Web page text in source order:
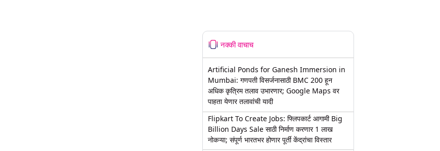
नक्की वाचाच
Artificial Ponds for Ganesh Immersion in
Mumbai: गणपती विसर्जनासाठी BMC 200 हून
अधिक कृत्रिम तलाव उभारणार; Google Maps वर
पाहता येणार तलावांची यादी
Flipkart To Create Jobs: फ्लिपकार्ट आगामी Big
Billion Days Sale साठी निर्माण करणार 1 लाख
नोकऱ्या; संपूर्ण भारतभर होणार पूर्ती केंद्रांचा विस्तार